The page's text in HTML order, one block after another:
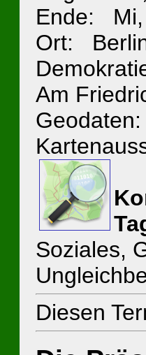
Ende: Mi,
Ort:
Am
Soziales,
Diesen